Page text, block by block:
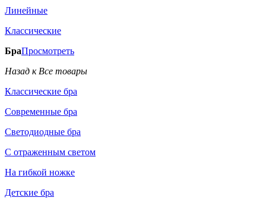
Линейные
Классические
БраПросмотреть
Назад к Все товары
Классические бра
Современные бра
Светодиодные бра
С отраженным светом
На гибкой ножке
Детские бра